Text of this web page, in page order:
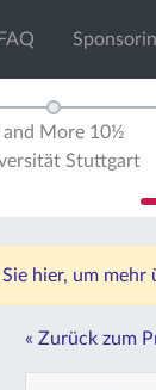
FAQ
and More 10½
Stuttgart
hier, um
« Zurück zum